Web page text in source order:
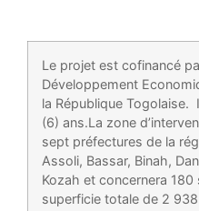
Le projet est cofinancé
Développement
la République Togolaise.
(6) ans.La zone
sept préfectures de la
Assoli, Bassar, Binah,
Kozah et concernera
superficie totale de 2